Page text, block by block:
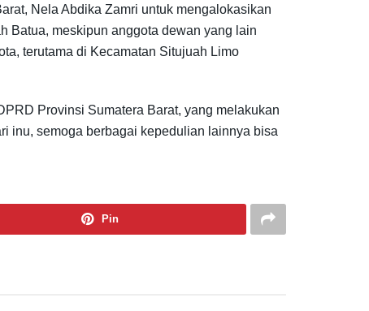
Nela Abdika Zamri untuk mengalokasikan
Batua, meskipun anggota dewan yang lain
terutama di Kecamatan Situjuah Limo
Provinsi Sumatera Barat, yang melakukan
inu, semoga berbagai kepedulian lainnya bisa
Pin